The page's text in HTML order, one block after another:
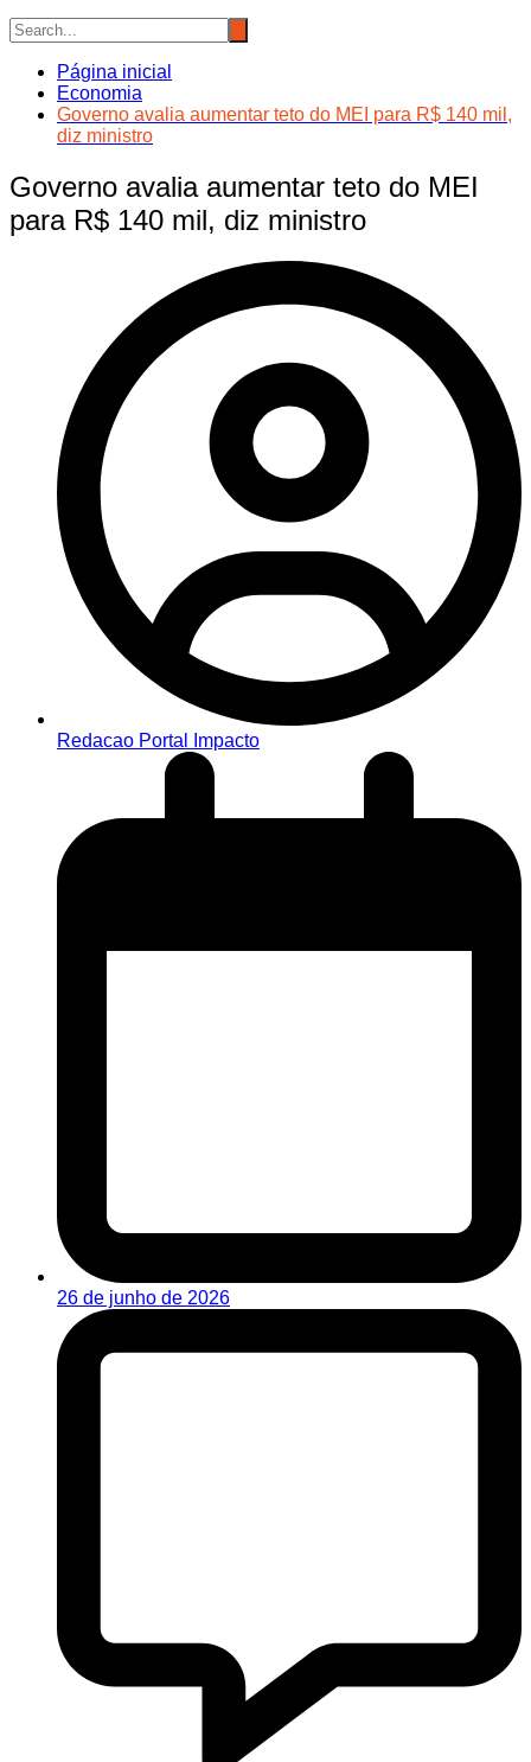
Página inicial
Economia
Governo avalia aumentar teto do MEI para R$ 140 mil,
diz ministro
Governo avalia aumentar teto do MEI
para R$ 140 mil, diz ministro
Redacao Portal Impacto
26 de junho de 2026